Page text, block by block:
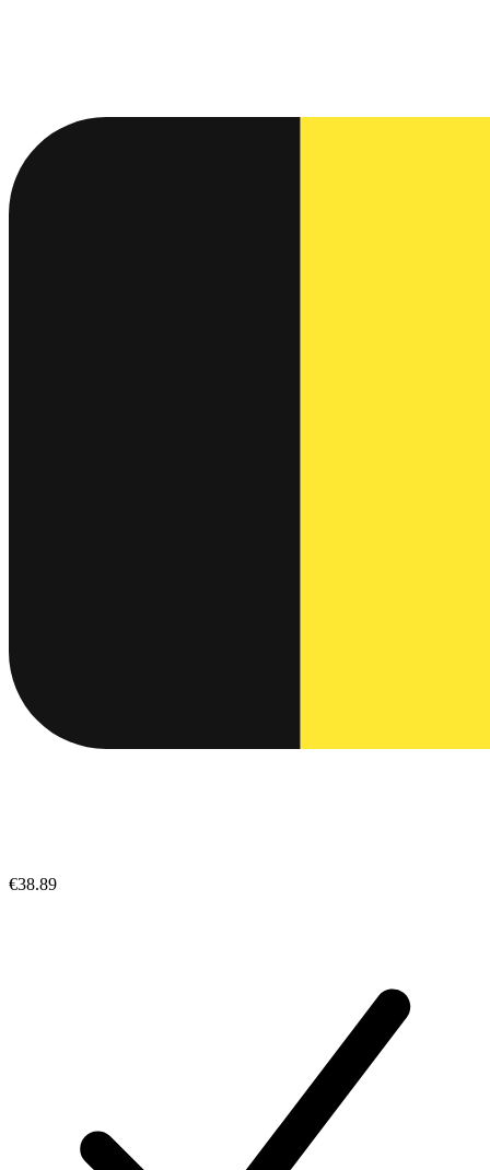
€38.89